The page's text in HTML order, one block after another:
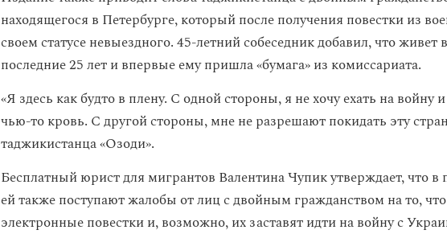
находящегося в Петербурге, который после получения повестки из
своем статусе невыездного. 45-летний собеседник добавил, что живет
последние 25 лет и впервые ему пришла «бумага» из комиссариата.
«Я здесь как будто в плену. С одной стороны, я не хочу ехать на войну
чью-то кровь. С другой стороны, мне не разрешают покидать эту
таджикистанца «Озоди».
Бесплатный юрист для мигрантов Валентина Чупик утверждает, что в
ей также поступают жалобы от лиц с двойным гражданством на то,
электронные повестки и, возможно, их заставят идти на войну с